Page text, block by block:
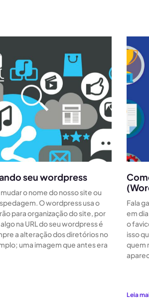
seu wordpress
o nome do nosso site ou
O wordpress usa o
para organização do site, por
na URL do seu wordpress é
a alteração dos diretórios no
uma imagem que antes era
Fala
em
o
isso
quem
Leia